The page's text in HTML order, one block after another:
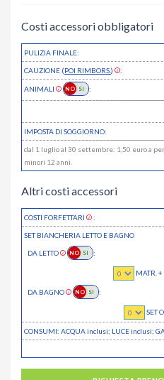
Costi accessori obbligatori
PULIZIA FINALE:
CAUZIONE (POI RIMBORS.) :
ANIMALI :
IMPOSTA DI SOGGIORNO:
dal 1 luglio al 30 settembre: 1,50 euro a
minori 12 anni.
Altri costi accessori
COSTI FORFETTARI :
SET BIANCHERIA LETTO E BAGNO
DA LETTO :
MATR. +
DA BAGNO :
SET
CONSUMI: ACQUAinclusi; LUCEinclusi;